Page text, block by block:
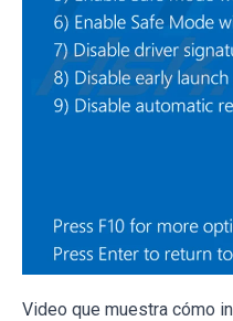
Video que muestra cómo